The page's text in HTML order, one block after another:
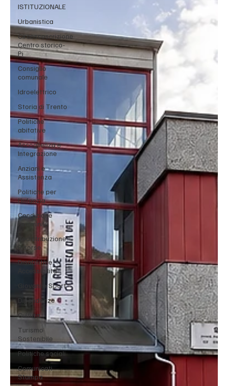
ISTITUZIONALE
Urbanistica
Circoscoscrizione
Centro storico-
Pi
Consiglio
comunale
Idroelettrico
Storia di Trento
Politiche
abitative
Accoglienza e
Integrazione
Anziani e
Assistenza
Politiche per
l'Infanzia
Condizione
Femminile
Redistribuzione
Risorse
Disabilità e
Accessibilità
Giovani e Sport
Dipendenze
Cultura
Turismo
Sostenibile
Politiche sociali
Comunicati
Stampa